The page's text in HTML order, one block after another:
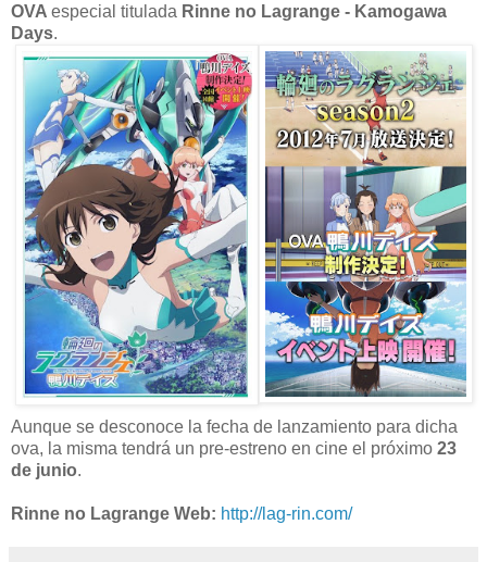
OVA especial titulada Rinne no Lagrange - Kamogawa
Days.
Aunque se desconoce la fecha de lanzamiento para dicha
ova, la misma tendrá un pre-estreno en cine el próximo 23
de junio.
Rinne no Lagrange Web: http://lag-rin.com/